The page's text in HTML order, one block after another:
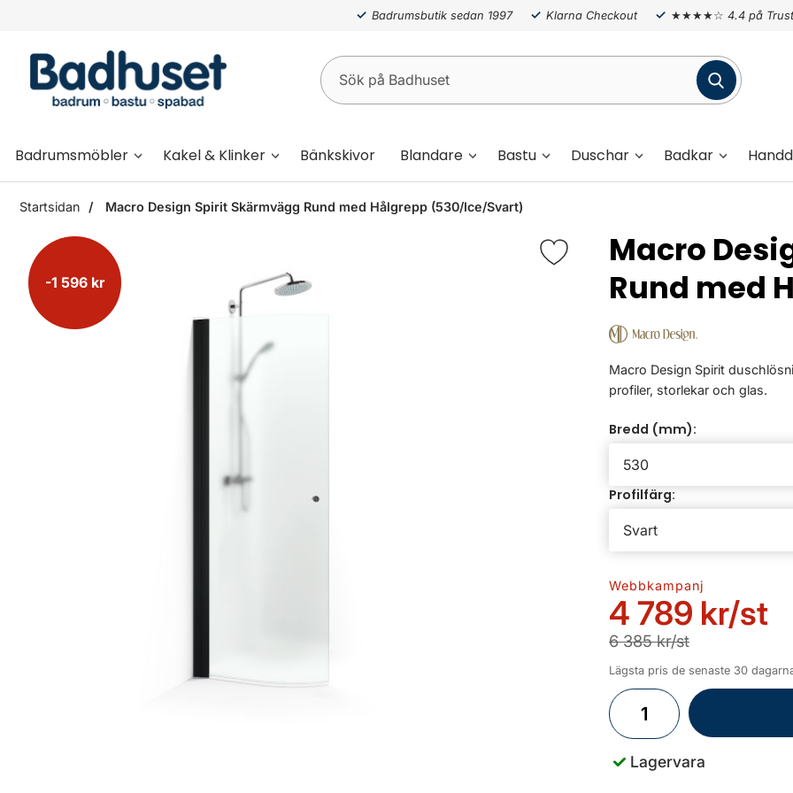
Badrumsbutik sedan 1997 Klarna Checkout ★★★★☆ 4.4 på
Badrumsmöbler Kakel & Klinker Bänkskivor Blandare Bastu Duschar Badkar
Startsidan Macro Design Spirit Skärmvägg Rund med Hålgrepp (530/Ice/Svart)
-1 596 kr
Macro
Rund med
Macro Design Spirit
profiler, storlekar och glas.
Bredd (mm):
Profilfärg:
Webbkampanj
4 789 kr/st
6 385 kr/st
Lägsta pris de senaste 30
Lagervara